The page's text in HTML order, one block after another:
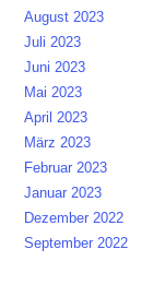
August 2023
Juli 2023
Juni 2023
Mai 2023
April 2023
März 2023
Februar 2023
Januar 2023
Dezember 2022
September 2022